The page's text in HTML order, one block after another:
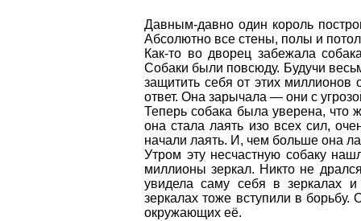
Давным-давно один король
Абсолютно все стены, полы и
Как-то во дворец забежала
Собаки были повсюду. Будучи
защитить себя от этих миллионов
ответ. Она зарычала — они с
Теперь собака была уверена, что
она стала лаять изо всех сил,
начали лаять. И, чем больше она
Утром эту несчастную собаку
миллионы зеркал. Никто не
увидела саму себя в зеркалах
зеркалах тоже вступили в
окружающих её.